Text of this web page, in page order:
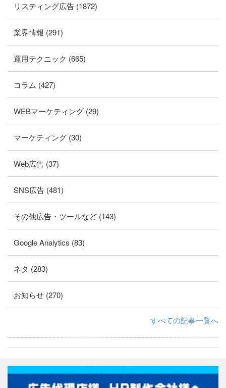
リスティング広告 (1872)
業界情報 (291)
運用テクニック (665)
コラム (427)
WEBマーケティング (29)
マーケティング (30)
Web広告 (37)
SNS広告 (481)
その他広告・ツールなど (143)
Google Analytics (83)
ネタ (283)
お知らせ (270)
すべての記事一覧へ